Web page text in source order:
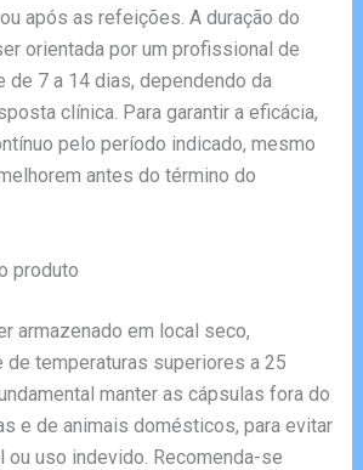
após as refeições. A duração do
orientada por um profissional de
de 7 a 14 dias, dependendo da
clínica. Para garantir a eficácia,
pelo período indicado, mesmo
antes do término do
produto
armazenado em local seco,
de temperaturas superiores a 25
manter as cápsulas fora do
e de animais domésticos, para evitar
ou uso indevido. Recomenda-se